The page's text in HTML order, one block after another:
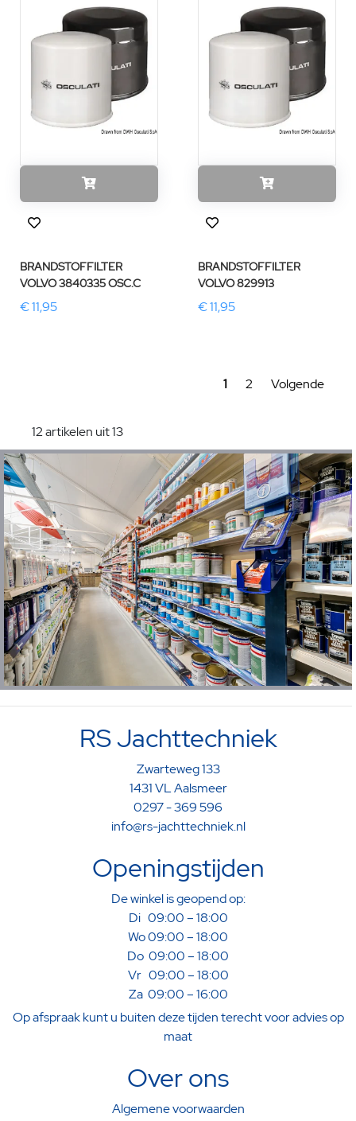
BRANDSTOFFILTER
VOLVO 3840335 OSC.C
€ 11,95
BRANDSTOFFILTER
VOLVO 829913
€ 11,95
1 2 Volgende
12 artikelen uit 13
RS Jachttechniek
Zwarteweg 133
1431 VL Aalsmeer
0297 - 369 596
info@rs-jachttechniek.nl
Openingstijden
De winkel is geopend op:
Di 09:00 – 18:00
Wo 09:00 – 18:00
Do 09:00 – 18:00
Vr 09:00 – 18:00
Za 09:00 – 16:00
Op afspraak kunt u buiten deze tijden terecht voor advies op
maat
Over ons
Algemene voorwaarden